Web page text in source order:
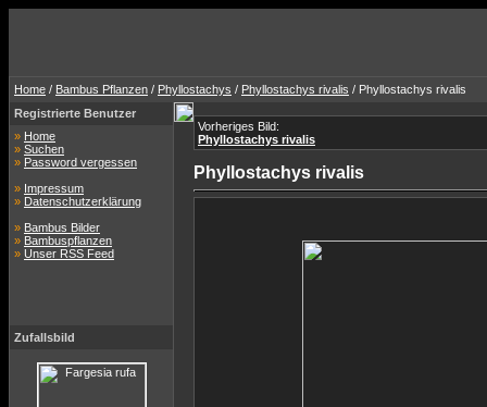
Home / Bambus Pflanzen / Phyllostachys / Phyllostachys rivalis / Phyllostachys rivalis
Registrierte Benutzer
» Home
» Suchen
» Password vergessen
» Impressum
» Datenschutzerklärung
» Bambus Bilder
» Bambuspflanzen
» Unser RSS Feed
Zufallsbild
Vorheriges Bild:
Phyllostachys rivalis
Phyllostachys rivalis